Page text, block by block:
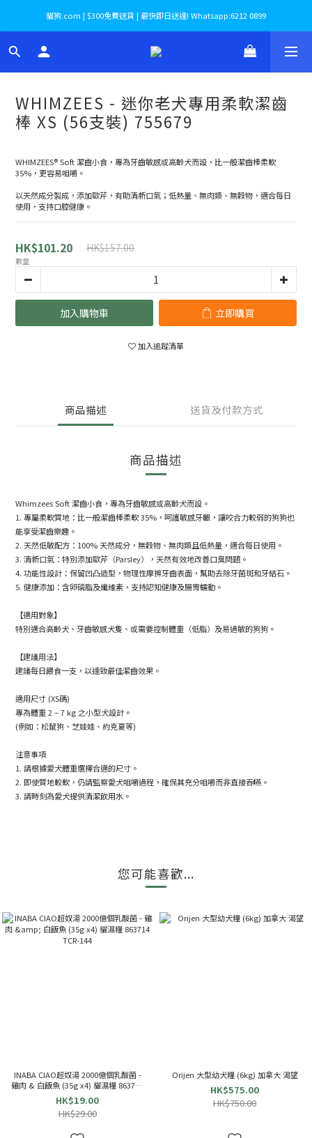
貓狗.com | $300免費送貨 | 最快即日送達! Whatsapp:6212 0899
WHIMZEES - 迷你老犬專用柔軟潔齒
棒 XS (56支裝) 755679
WHIMZEES® Soft 潔齒小食，專為牙齒敏感或高齡犬而設，比一般潔齒棒柔軟
35%，更容易咀嚼。
以天然成分製成，添加歐芹，有助清新口氣；低熱量、無肉類、無穀物，適合每日
使用，支持口腔健康。
HK$101.20 HK$157.00
數量
加入購物車 立即購買
加入追蹤清單
商品描述 送貨及付款方式
商品描述
Whimzees Soft 潔齒小食，專為牙齒敏感或高齡犬而設。
1. 專屬柔軟質地：比一般潔齒棒柔軟 35%，呵護敏感牙齦，讓咬合力較弱的狗狗也
能享受潔齒樂趣。
2. 天然低敏配方：100% 天然成分，無穀物、無肉類且低熱量，適合每日使用。
3. 清新口氣：特別添加歐芹（Parsley），天然有效地改善口臭問題。
4. 功能性設計：保留凹凸造型，物理性摩擦牙齒表面，幫助去除牙菌斑和牙結石。
5. 健康添加：含卵磷脂及纖維素，支持認知健康及腸胃蠕動。
【適用對象】
特別適合高齡犬、牙齒敏感犬隻、或需要控制體重（低脂）及易過敏的狗狗。
【建議用法】
建議每日餵食一支，以達致最佳潔齒效果。
適用尺寸 (XS碼)
專為體重 2 – 7 kg 之小型犬設計。
(例如：松鼠狗、芝娃娃、約克夏等)
注意事項
1. 請根據愛犬體重選擇合適的尺寸。
2. 即使質地較軟，仍請監察愛犬咀嚼過程，確保其充分咀嚼而非直接吞嚥。
3. 請時刻為愛犬提供清潔飲用水。
您可能喜歡...
INABA CIAO超奴湯 2000億個乳酸菌 -
雞肉 & 白飯魚 (35g x4) 貓濕糧 863714
TCR-144
HK$19.00
HK$29.00
Orijen 大型幼犬糧 (6kg) 加拿大 渴望
HK$575.00
HK$750.00